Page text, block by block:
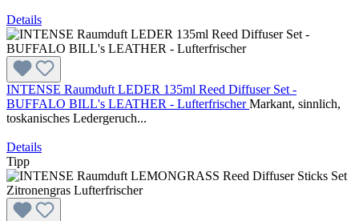
Details
INTENSE Raumduft LEDER 135ml Reed Diffuser Set -
BUFFALO BILL's LEATHER - LufterfrischerMarkant, sinnlich,
toskanisches Ledergeruch...
Details
Tipp